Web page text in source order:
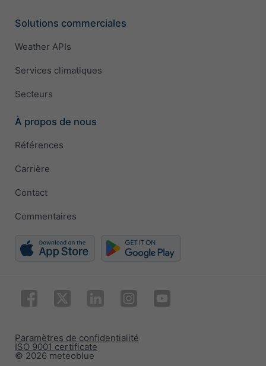
Solutions commerciales
Weather APIs
Services climatiques
Secteurs
À propos de nous
Références
Carrière
Contact
Commentaires
© 2026 meteoblue
ISO 9001 certificate
Paramètres de confidentialité